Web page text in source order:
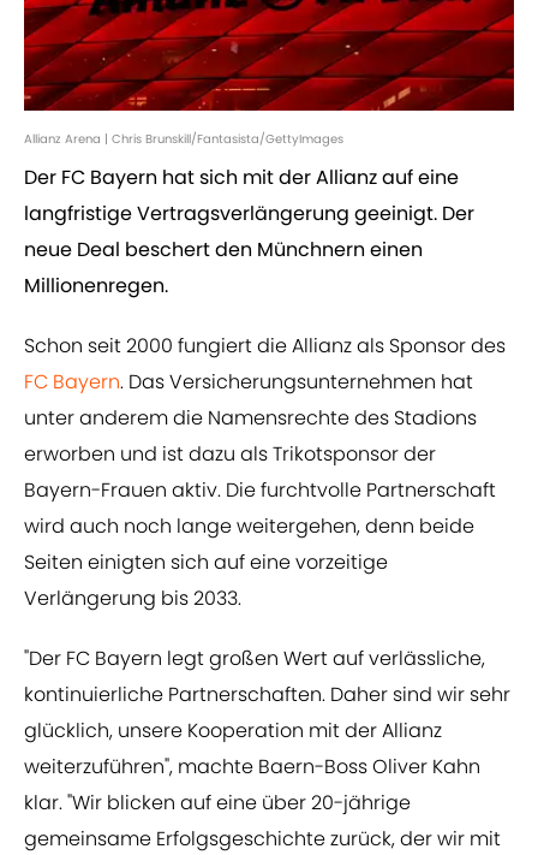
Allianz Arena | Chris Brunskill/Fantasista/GettyImages
Der FC Bayern hat sich mit der Allianz auf eine
langfristige Vertragsverlängerung geeinigt. Der
neue Deal beschert den Münchnern einen
Millionenregen.
Schon seit 2000 fungiert die Allianz als Sponsor des
FC Bayern. Das Versicherungsunternehmen hat
unter anderem die Namensrechte des Stadions
erworben und ist dazu als Trikotsponsor der
Bayern-Frauen aktiv. Die furchtvolle Partnerschaft
wird auch noch lange weitergehen, denn beide
Seiten einigten sich auf eine vorzeitige
Verlängerung bis 2033.
"Der FC Bayern legt großen Wert auf verlässliche,
kontinuierliche Partnerschaften. Daher sind wir sehr
glücklich, unsere Kooperation mit der Allianz
weiterzuführen", machte Baern-Boss Oliver Kahn
klar. "Wir blicken auf eine über 20-jährige
gemeinsame Erfolgsgeschichte zurück, der wir mit